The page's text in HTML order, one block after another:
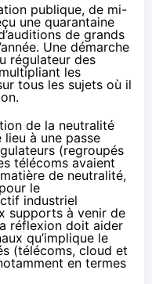
publique, de mi-
une quarantaine
de grands
Une démarche
régulateur des
les
tous les sujets où il
de la neutralité
lieu à une passe
(regroupés
télécoms avaient
de neutralité,
le
industriel
supports à venir de
réflexion doit aider
qu’implique le
(télécoms, cloud et
en termes